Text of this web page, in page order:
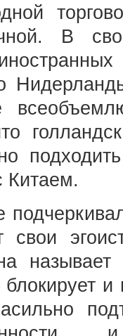
В
Китаем.
свои
и